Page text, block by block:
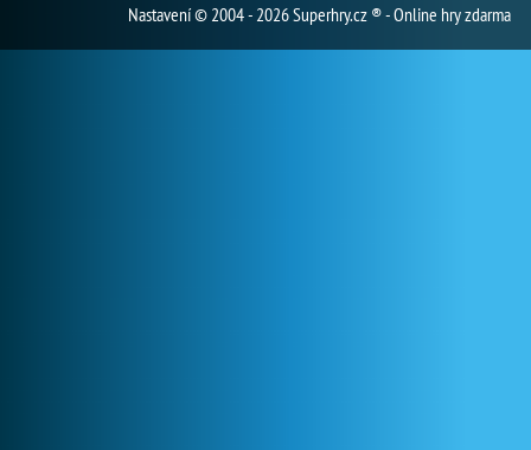
Nastavení© 2004 - 2026 Superhry.cz ® - Online hry zdarma